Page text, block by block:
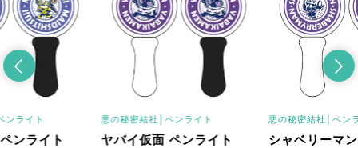
ンライト
ンライト
悪の秘密結社│ペンライト
ヤバイ仮面 ペンライト
悪の秘密結社│ペン
シャベリーマ